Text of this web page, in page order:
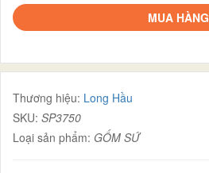
MUA HÀNG
Thương hiệu: Long Hầu
SKU: SP3750
Loại sản phẩm: GỐM SỨ